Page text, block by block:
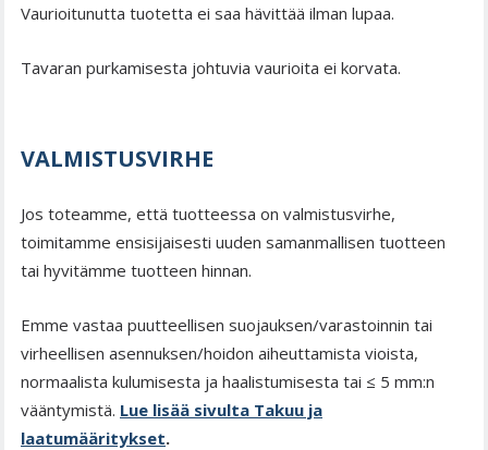
Vaurioitunutta tuotetta ei saa hävittää ilman lupaa.
Tavaran purkamisesta johtuvia vaurioita ei korvata.
VALMISTUSVIRHE
Jos toteamme, että tuotteessa on valmistusvirhe,
toimitamme ensisijaisesti uuden samanmallisen tuotteen
tai hyvitämme tuotteen hinnan.
Emme vastaa puutteellisen suojauksen/varastoinnin tai
virheellisen asennuksen/hoidon aiheuttamista vioista,
normaalista kulumisesta ja haalistumisesta tai ≤ 5 mm:n
vääntymistä. Lue lisää sivulta Takuu ja
laatumääritykset.